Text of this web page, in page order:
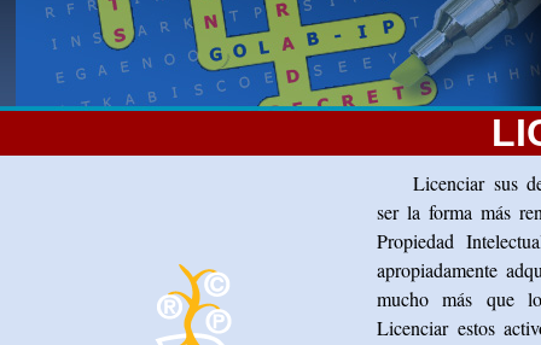
Licenciar sus
ser la forma más
Propiedad
apropiadamente
mucho más que
Licenciar estos